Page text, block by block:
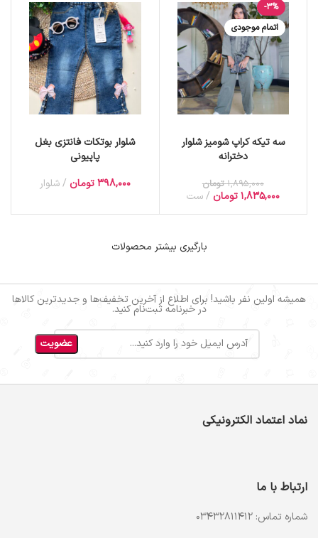
-3%
اتمام موجودی
سه تیکه کراپ شومیز شلوار
دخترانه
1,895,000 تومان
1,835,000 تومان ست
شلوار بوتکات فانتزی بغل
پاپیونی
398,000 تومان شلوار
بارگیری بیشتر محصولات
همیشه اولین نفر باشید! برای اطلاع از آخرین تخفیف‌ها و جدیدترین کالاها
در خبرنامه ثبت‌نام کنید.
نماد اعتماد الکترونیکی
ارتباط با ما
شماره تماس: 03432811412